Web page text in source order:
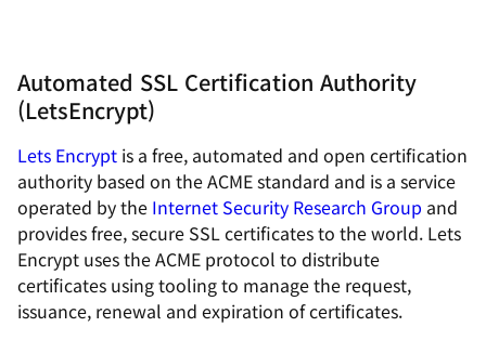
Automated SSL Certification Authority
(LetsEncrypt)
Lets Encrypt is a free, automated and open certification
authority based on the ACME standard and is a service
operated by the Internet Security Research Group and
provides free, secure SSL certificates to the world. Lets
Encrypt uses the ACME protocol to distribute
certificates using tooling to manage the request,
issuance, renewal and expiration of certificates.